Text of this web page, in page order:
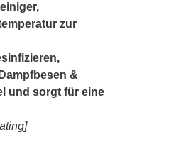
zur
&
und sorgt für eine